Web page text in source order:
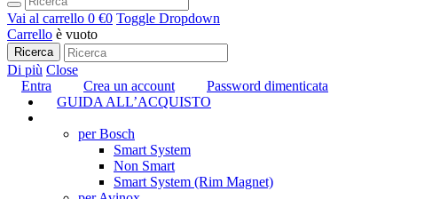
Vai al carrello 0 €0 Toggle Dropdown
Carrello è vuoto
Ricerca
Di più Close
Entra
Crea un account
Password dimenticata
GUIDA ALL’ACQUISTO
per Bosch
Smart System
Non Smart
Smart System (Rim Magnet)